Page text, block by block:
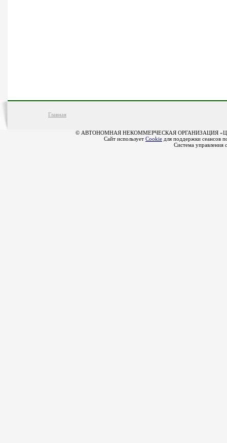
Главная
© АВТОНОМНАЯ НЕКОММЕРЧЕСКАЯ ОРГАНИЗАЦИЯ
Сайт использует Cookie для поддержки сеансов
Система управления